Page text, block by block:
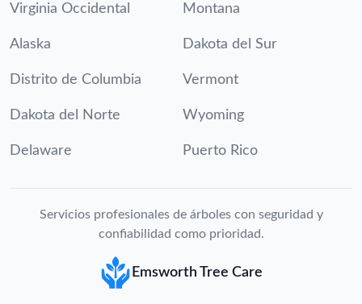
Virginia Occidental Montana
Alaska Dakota del Sur
Distrito de Columbia Vermont
Dakota del Norte Wyoming
Delaware Puerto Rico
Servicios profesionales de árboles con seguridad y
confiabilidad como prioridad.
Emsworth Tree Care